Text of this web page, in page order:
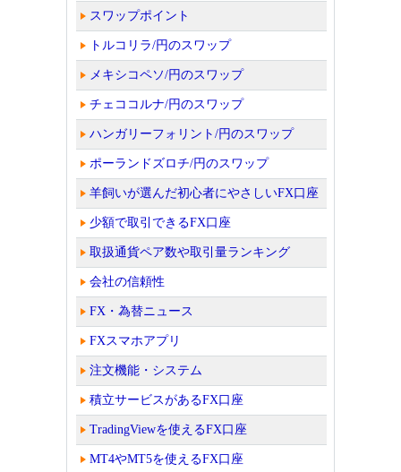
スワップポイント
トルコリラ/円のスワップ
メキシコペソ/円のスワップ
チェココルナ/円のスワップ
ハンガリーフォリント/円のスワップ
ポーランドズロチ/円のスワップ
羊飼いが選んだ初心者にやさしいFX口座
少額で取引できるFX口座
取扱通貨ペア数や取引量ランキング
会社の信頼性
FX・為替ニュース
FXスマホアプリ
注文機能・システム
積立サービスがあるFX口座
TradingViewを使えるFX口座
MT4やMT5を使えるFX口座